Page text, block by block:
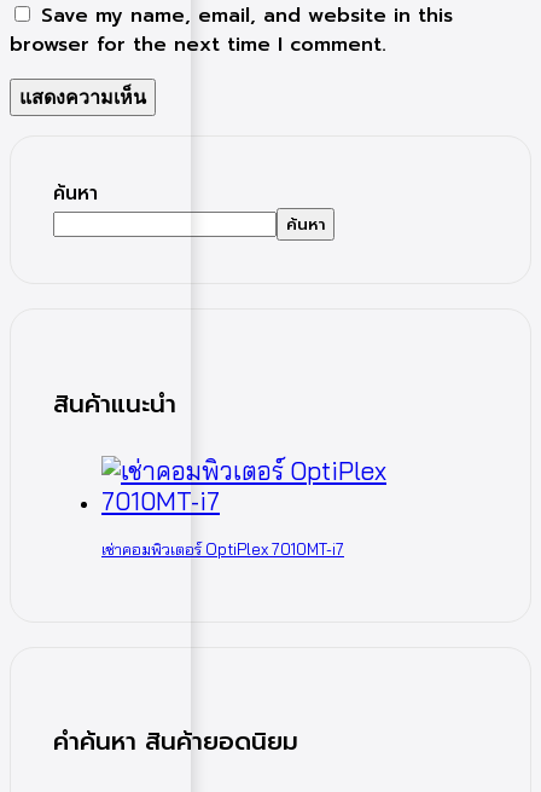
Save my name, email, and website in this
browser for the next time I comment.
ค้นหา
ค้นหา
สินค้าแนะนำ
เช่าคอมพิวเตอร์ OptiPlex 7010MT-i7
คำค้นหา สินค้ายอดนิยม